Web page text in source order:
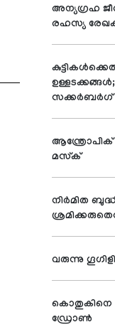
അന്യഗ്രഹ
രഹസ്യ
സക്കര്‍ബര്‍ഗ്
മസ്‌ക്
നിര്‍മിത
വരുന്നു
കൊതുകിനെ
ഡ്രോണ്‍